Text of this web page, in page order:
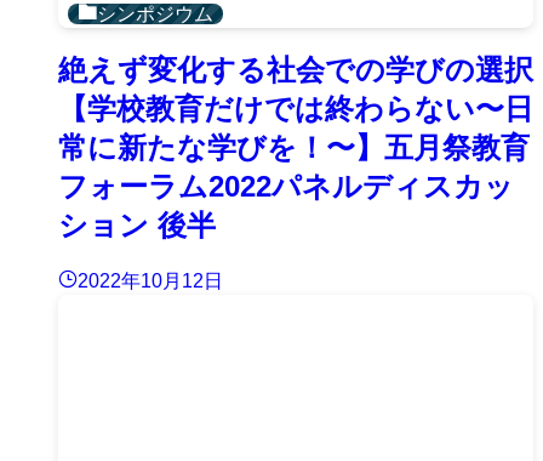
シンポジウム
絶えず変化する社会での学びの選択
【学校教育だけでは終わらない〜日
常に新たな学びを！〜】五月祭教育
フォーラム2022パネルディスカッ
ション 後半
2022年10月12日